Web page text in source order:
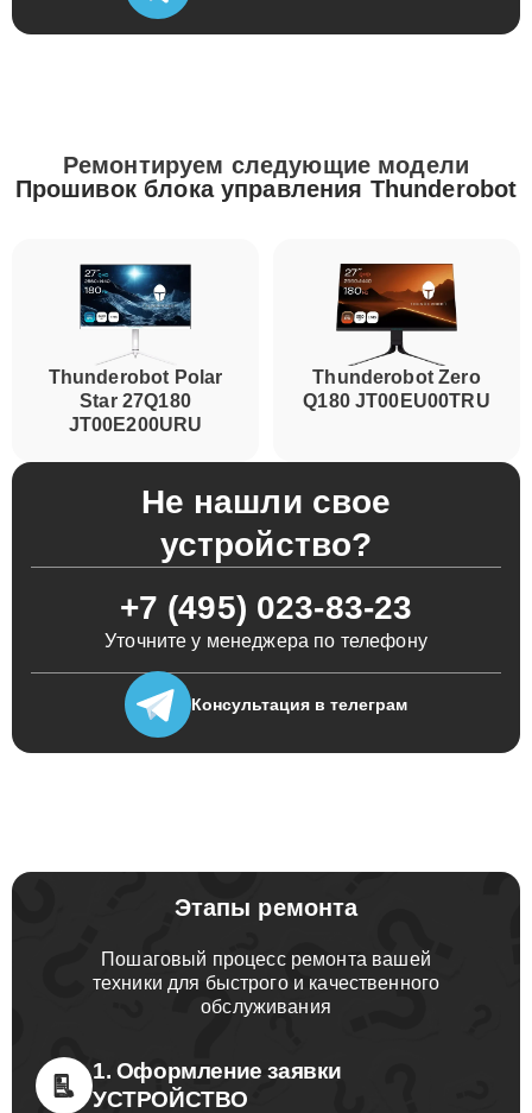
Ремонтируем следующие модели
Прошивок блока управления Thunderobot
Thunderobot Polar
Star 27Q180
JT00E200URU
Thunderobot Zero
Q180 JT00EU00TRU
Не нашли свое
устройство?
+7 (495) 023-83-23
Уточните у менеджера по телефону
Консультация в телеграм
Этапы ремонта
Пошаговый процесс ремонта вашей
техники для быстрого и качественного
обслуживания
1. Оформление заявки
УСТРОЙСТВО